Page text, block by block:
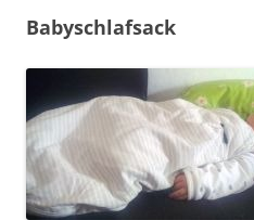
Babyschlafsack